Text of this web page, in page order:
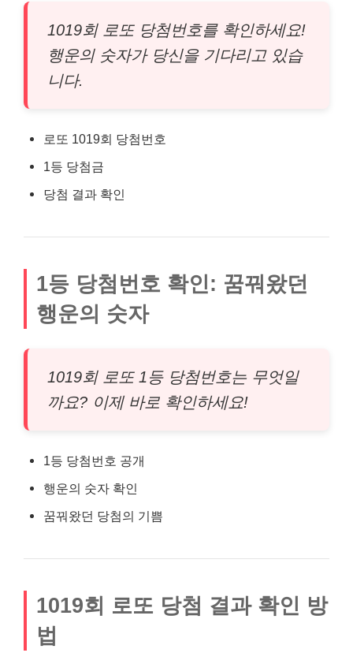
1019회 로또 당첨번호를 확인하세요!
행운의 숫자가 당신을 기다리고 있습
니다.
로또 1019회 당첨번호
1등 당첨금
당첨 결과 확인
1등 당첨번호 확인: 꿈꿔왔던
행운의 숫자
1019회 로또 1등 당첨번호는 무엇일
까요? 이제 바로 확인하세요!
1등 당첨번호 공개
행운의 숫자 확인
꿈꿔왔던 당첨의 기쁨
1019회 로또 당첨 결과 확인 방
법